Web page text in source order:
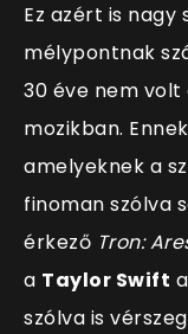
Ez azért is
mélypontnak
30 éve nem
mozikban.
amelyeknek a
finoman szólva
érkező Tron:
a Taylor Swift
szólva is